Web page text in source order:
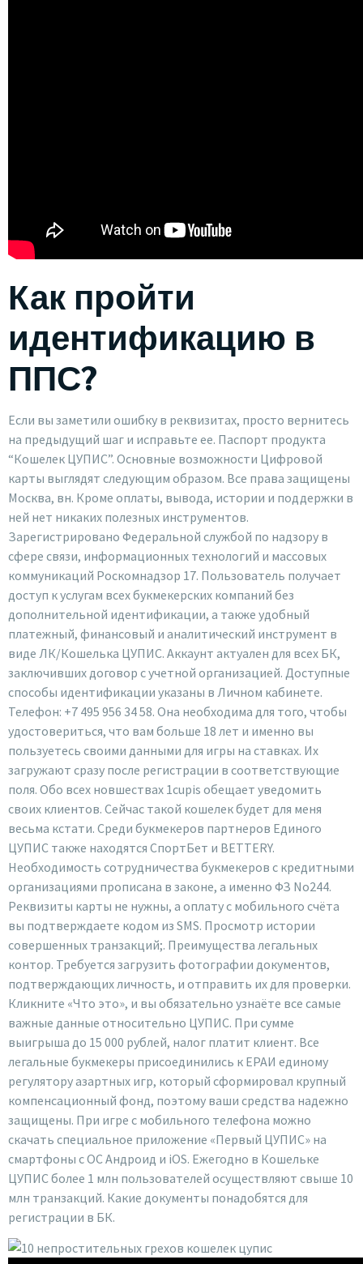
Как пройти
идентификацию в
ППС?
Если вы заметили ошибку в реквизитах, просто вернитесь
на предыдущий шаг и исправьте ее. Паспорт продукта
“Кошелек ЦУПИС”. Основные возможности Цифровой
карты выглядят следующим образом. Все права защищены
Москва, вн. Кроме оплаты, вывода, истории и поддержки в
ней нет никаких полезных инструментов.
Зарегистрировано Федеральной службой по надзору в
сфере связи, информационных технологий и массовых
коммуникаций Роскомнадзор 17. Пользователь получает
доступ к услугам всех букмекерских компаний без
дополнительной идентификации, а также удобный
платежный, финансовый и аналитический инструмент в
виде ЛК/Кошелька ЦУПИС. Аккаунт актуален для всех БК,
заключивших договор с учетной организацией. Доступные
способы идентификации указаны в Личном кабинете.
Телефон: +7 495 956 34 58. Она необходима для того, чтобы
удостовериться, что вам больше 18 лет и именно вы
пользуетесь своими данными для игры на ставках. Их
загружают сразу после регистрации в соответствующие
поля. Обо всех новшествах 1cupis обещает уведомить
своих клиентов. Сейчас такой кошелек будет для меня
весьма кстати. Среди букмекеров партнеров Единого
ЦУПИС также находятся СпортБет и BETTERY.
Необходимость сотрудничества букмекеров с кредитными
организациями прописана в законе, а именно ФЗ No244.
Реквизиты карты не нужны, а оплату с мобильного счёта
вы подтверждаете кодом из SMS. Просмотр истории
совершенных транзакций;. Преимущества легальных
контор. Требуется загрузить фотографии документов,
подтверждающих личность, и отправить их для проверки.
Кликните «Что это», и вы обязательно узнаёте все самые
важные данные относительно ЦУПИС. При сумме
выигрыша до 15 000 рублей, налог платит клиент. Все
легальные букмекеры присоединились к ЕРАИ единому
регулятору азартных игр, который сформировал крупный
компенсационный фонд, поэтому ваши средства надежно
защищены. При игре с мобильного телефона можно
скачать специальное приложение «Первый ЦУПИС» на
смартфоны с ОС Андроид и iOS. Ежегодно в Кошельке
ЦУПИС более 1 млн пользователей осуществляют свыше 10
млн транзакций. Какие документы понадобятся для
регистрации в БК.